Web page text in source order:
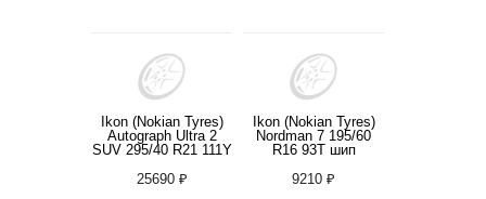
Ikon (Nokian Tyres)
Autograph Ultra 2
SUV 295/40 R21 111Y
25690 ₽
Ikon (Nokian Tyres)
Nordman 7 195/60
R16 93T шип
9210 ₽